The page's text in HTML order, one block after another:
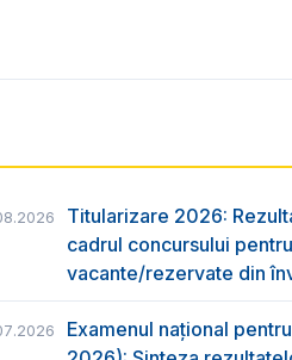
Titularizare 2026:
cadrul concursului
vacante/rezervate din
Examenul național